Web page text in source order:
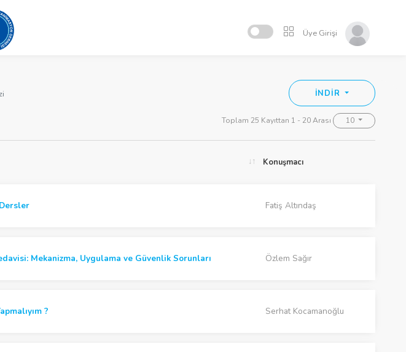
Üye Girişi
İNDİR
Toplam 25 Kayıttan 1 - 20 Arası 10
Konuşmacı
Fatiş Altındaş
Mekanizma, Uygulama ve Güvenlik Sorunları Özlem Sağır
? Serhat Kocamanoğlu